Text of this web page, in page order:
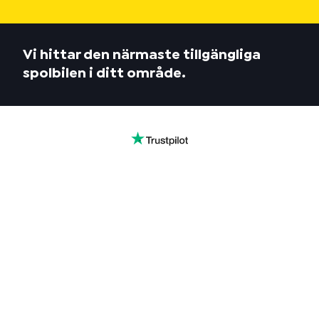
Vi hittar den närmaste tillgängliga
spolbilen i ditt område.